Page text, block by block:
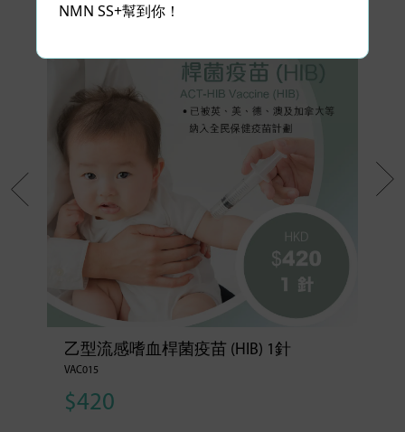
乙型流感嗜血桿菌疫苗 (HIB) 1針
VAC015
$420
NMN SS+幫到你！